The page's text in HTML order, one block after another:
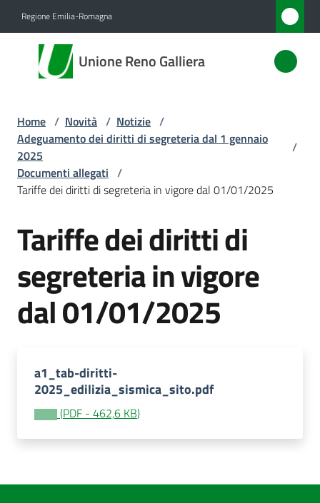
Regione Emilia-Romagna
Unione Reno Galliera
Unione
Reno
Amministrazione
Novità
Servizi
Vivere
l'Unione
Amministrazione
trasparente
Home / Novità / Notizie /
Adeguamento dei diritti di segreteria dal 1 gennaio
2025
/
Documenti allegati /
Tariffe dei diritti di segreteria in vigore dal 01/01/2025
Tariffe dei diritti di
segreteria in vigore
dal 01/01/2025
a1_tab-diritti-
2025_edilizia_sismica_sito.pdf
(PDF - 462,6 KB)